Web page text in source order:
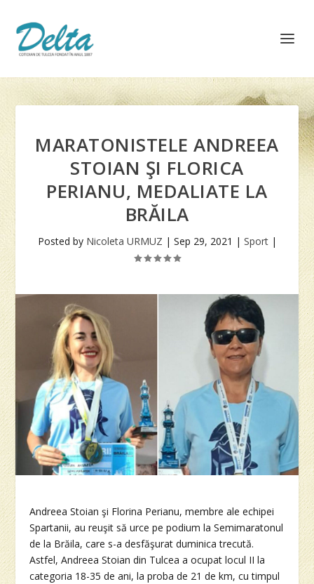
MARATONISTELE ANDREEA
STOIAN ŞI FLORICA
PERIANU, MEDALIATE LA
BRĂILA
Posted by Nicoleta URMUZ | Sep 29, 2021 | Sport|
Andreea Stoian şi Florina Perianu, membre ale echipei
Spartanii, au reuşit să urce pe podium la Semimaratonul
de la Brăila, care s-a desfăşurat duminica trecută.
Astfel, Andreea Stoian din Tulcea a ocupat locul II la
categoria 18-35 de ani, la proba de 21 de km, cu timpul